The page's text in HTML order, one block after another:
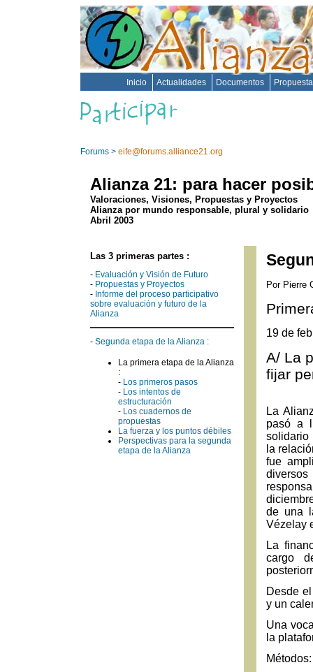
Inicio Actualidades Documentos
Forums > eife@forums.alliance21.org
Alianza 21: para hacer
Valoraciones, Visiones, Propuestas y Proyectos
Alianza por mundo responsable, plural y solidario
Abril 2003
Las 3 primeras partes :
- Evaluación y Visión de Futuro
- Propuestas y Proyectos
- Informe del proceso participativo
sobre evaluación y futuro de la
Alianza
- Segunda etapa de la Alianza :
La primera etapa de la Alianza
:
- Los primeros pasos
- Los intentos de
estructuración
- Los cuadernos de
propuestas
La fuerza y los puntos débiles
Perspectivas para la segunda
etapa de la Alianza
Por Pierre
19 de
A/ La
fijar
La
pasó a
solidario
la
fue
de una
Vézelay
La
cargo
Desde
y un
Una
la
Métodos: